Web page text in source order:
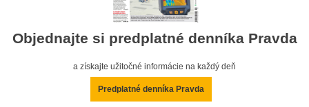
Objednajte si predplatné denníka Pravda
a získajte užitočné informácie na každý deň
Predplatné denníka Pravda